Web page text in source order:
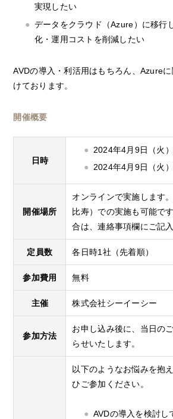
実現したい
データをクラウド（Azure）に移行
化・運用コストを削減したい
AVDの導入・利活用はもちろん、Azure
けております。
開催概要
日時
2024年4月9日（火
2024年4月9日（火
開催場所
オンラインで実施します
比寿）での実施も可能で
合は、連絡事項欄にご記
定員数 各日時1社（先着順）
参加費用 無料
主催 株式会社シーイーシー
参加方法
お申し込み後に、当日の
らせいたします。
以下のようなお悩みを抱
ひご参加ください。
AVDの導入を検討し